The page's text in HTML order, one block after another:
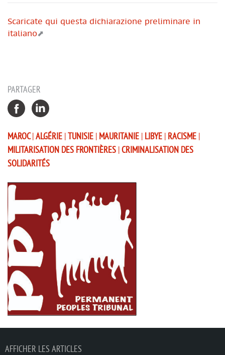
Scaricate qui questa dichiarazione preliminare in
italiano
PARTAGER
MAROC|ALGÉRIE |TUNISIE | MAURITANIE | LIBYE | RACISME |
MILITARISATION DES FRONTIÈRES |CRIMINALISATION DES
SOLIDARITÉS
AFFICHER LES ARTICLES